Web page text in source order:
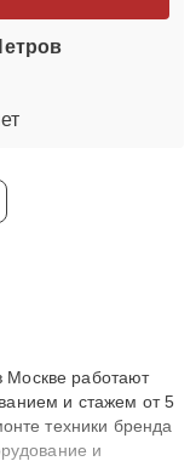
Москве работают
и стажем от 5
техники бренда
и